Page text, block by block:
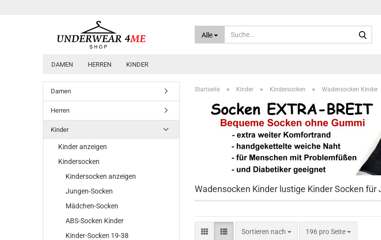
Alle
DAMEN HERREN KINDER
Startseite » Kinder » Kindersocken » Wadensocken Kinder
Wadensocken Kinder lustige Kinder Socken für
Sortieren nach
Sortieren nach 196 pro Seite
pro Seite
Damen
Herren
Kinder
Kinder anzeigen
Kindersocken
Kindersocken anzeigen
Jungen-Socken
Mädchen-Socken
ABS-Socken Kinder
Kinder-Socken 19-38